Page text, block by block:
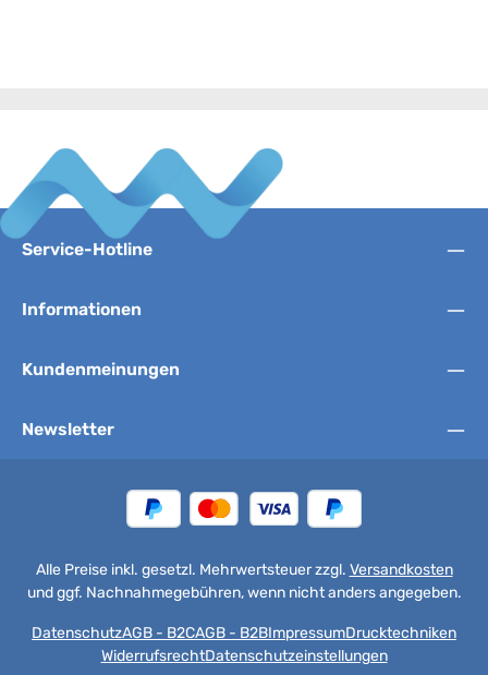
Service-Hotline
Informationen
Kundenmeinungen
Newsletter
Alle Preise inkl. gesetzl. Mehrwertsteuer zzgl. Versandkosten
und ggf. Nachnahmegebühren, wenn nicht anders angegeben.
DatenschutzAGB - B2CAGB - B2BImpressumDrucktechniken
WiderrufsrechtDatenschutzeinstellungen